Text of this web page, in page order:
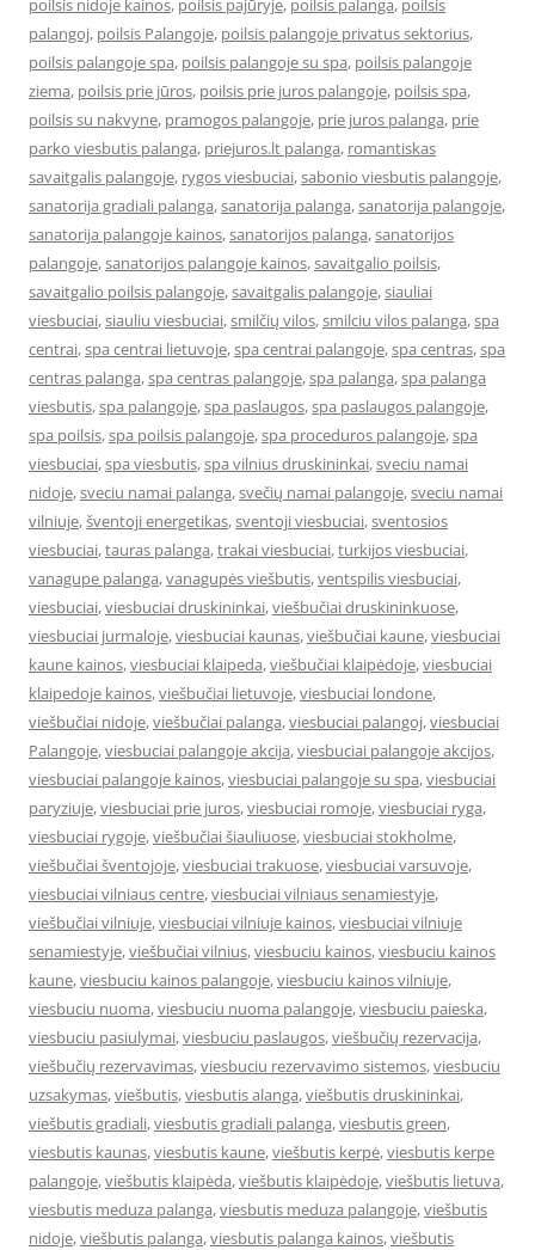
poilsis nidoje kainos, poilsis pajūryje, poilsis palanga, poilsis
palangoj, poilsis Palangoje, poilsis palangoje privatus sektorius,
poilsis palangoje spa, poilsis palangoje su spa, poilsis palangoje
ziema, poilsis prie jūros, poilsis prie juros palangoje, poilsis spa,
poilsis su nakvyne, pramogos palangoje, prie juros palanga, prie
parko viesbutis palanga, priejuros.lt palanga, romantiskas
savaitgalis palangoje, rygos viesbuciai,sabonio viesbutis palangoje,
sanatorija gradiali palanga,sanatorija palanga,sanatorija palangoje,
sanatorija palangoje kainos,sanatorijos palanga,sanatorijos
palangoje,sanatorijos palangoje kainos,savaitgalio poilsis,
savaitgalio poilsis palangoje,savaitgalis palangoje,siauliai
viesbuciai,siauliu viesbuciai,smilčių vilos,smilciu vilos palanga,spa
centrai,spa centrai lietuvoje,spa centrai palangoje,spa centras,spa
centras palanga,spa centras palangoje,spa palanga,spa palanga
viesbutis,spa palangoje,spa paslaugos,spa paslaugos palangoje,
spa poilsis,spa poilsis palangoje,spa proceduros palangoje,spa
viesbuciai,spa viesbutis,spa vilnius druskininkai,sveciu namai
nidoje,sveciu namai palanga,svečių namai palangoje,sveciu namai
vilniuje,šventoji energetikas,sventoji viesbuciai,sventosios
viesbuciai,tauras palanga,trakai viesbuciai,turkijos viesbuciai,
vanagupe palanga,vanagupės viešbutis,ventspilis viesbuciai,
viesbuciai,viesbuciai druskininkai,viešbučiai druskininkuose,
viesbuciai jurmaloje,viesbuciai kaunas,viešbučiai kaune,viesbuciai
kaune kainos,viesbuciai klaipeda,viešbučiai klaipėdoje,viesbuciai
klaipedoje kainos,viešbučiai lietuvoje,viesbuciai londone,
viešbučiai nidoje,viešbučiai palanga,viesbuciai palangoj,viesbuciai
Palangoje,viesbuciai palangoje akcija,viesbuciai palangoje akcijos,
viesbuciai palangoje kainos,viesbuciai palangoje su spa,viesbuciai
paryziuje,viesbuciai prie juros,viesbuciai romoje,viesbuciai ryga,
viesbuciai rygoje,viešbučiai šiauliuose,viesbuciai stokholme,
viešbučiai šventojoje,viesbuciai trakuose,viesbuciai varsuvoje,
viesbuciai vilniaus centre,viesbuciai vilniaus senamiestyje,
viešbučiai vilniuje,viesbuciai vilniuje kainos,viesbuciai vilniuje
senamiestyje,viešbučiai vilnius,viesbuciu kainos,viesbuciu kainos
kaune,viesbuciu kainos palangoje,viesbuciu kainos vilniuje,
viesbuciu nuoma,viesbuciu nuoma palangoje,viesbuciu paieska,
viesbuciu pasiulymai,viesbuciu paslaugos,viešbučių rezervacija,
viešbučių rezervavimas,viesbuciu rezervavimo sistemos,viesbuciu
uzsakymas,viešbutis,viesbutis alanga,viešbutis druskininkai,
viešbutis gradiali,viesbutis gradiali palanga,viesbutis green,
viesbutis kaunas,viesbutis kaune,viešbutis kerpė,viesbutis kerpe
palangoje,viešbutis klaipėda,viešbutis klaipėdoje,viešbutis lietuva,
viesbutis meduza palanga,viesbutis meduza palangoje,viešbutis
nidoje,viešbutis palanga,viesbutis palanga kainos,viešbutis